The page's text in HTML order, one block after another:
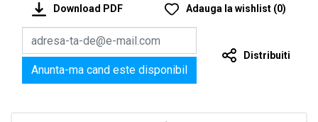
Download PDF Adauga la wishlist (0)
Anunta-ma cand este disponibil
Distribuiti